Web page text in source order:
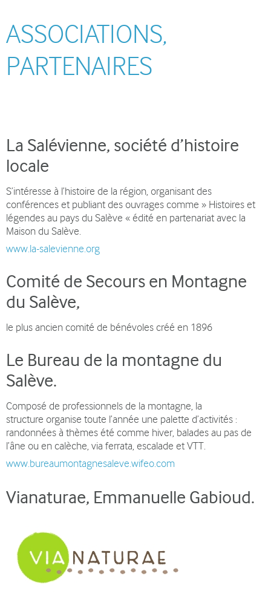
ASSOCIATIONS,
PARTENAIRES
La Salévienne, société d’histoire
locale
S’intéresse à l’histoire de la région, organisant des
conférences et publiant des ouvrages comme » Histoires et
légendes au pays du Salève « édité en partenariat avec la
Maison du Salève.
www.la-salevienne.org
Comité de Secours en Montagne
du Salève,
le plus ancien comité de bénévoles créé en 1896
Le Bureau de la montagne du
Salève.
Composé de professionnels de la montagne, la
structure organise toute l’année une palette d’activités :
randonnées à thèmes été comme hiver, balades au pas de
l’âne ou en calèche, via ferrata, escalade et VTT.
www.bureaumontagnesaleve.wifeo.com
Vianaturae, Emmanuelle Gabioud.